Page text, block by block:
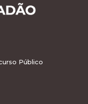
Público